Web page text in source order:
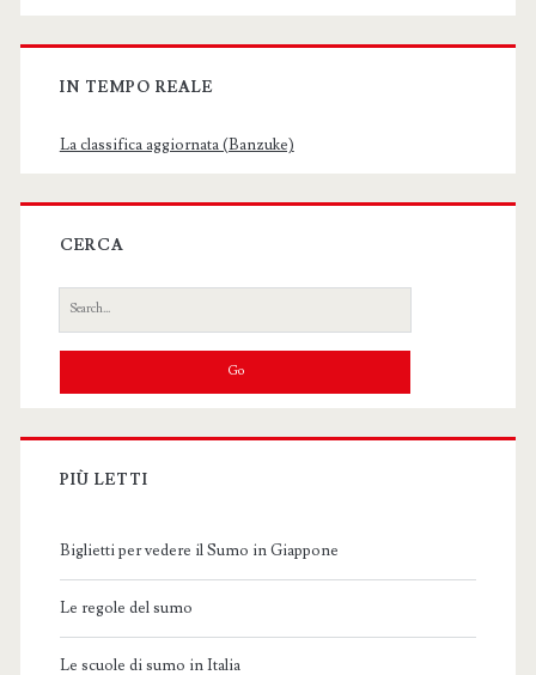
IN TEMPO REALE
La classifica aggiornata (Banzuke)
CERCA
Search
for:
PIÙ LETTI
Biglietti per vedere il Sumo in Giappone
Le regole del sumo
Le scuole di sumo in Italia